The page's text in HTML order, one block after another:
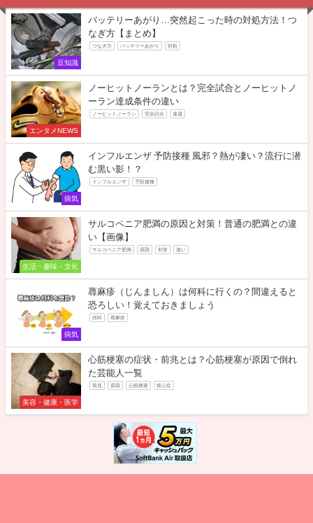
豆知識
バッテリーあがり…突然起こった時の対処方法！つ
なぎ方【まとめ】
つなぎ方 バッテリーあがり 対処
エンタメNEWS
ノーヒットノーランとは？完全試合とノーヒットノ
ーラン達成条件の違い
ノーヒットノーラン 完全試合 達成
病気
インフルエンザ 予防接種 風邪？熱が凄い？流行に潜
む黒い影！？
インフルエンザ 予防接種
生活・趣味・文化
サルコペニア肥満の原因と対策！普通の肥満との違
い【画像】
サルコペニア肥満 原因 対策 違い
病気
蕁麻疹（じんましん）は何科に行くの？間違えると
恐ろしい！覚えておきましょう
何科 蕁麻疹
美容・健康・医学
心筋梗塞の症状・前兆とは？心筋梗塞が原因で倒れ
た芸能人一覧
前兆 原因 心筋梗塞 狭心症